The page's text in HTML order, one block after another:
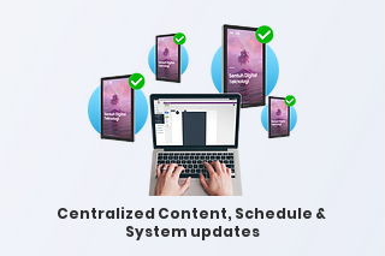
Centralized Content, Schedule &
System updates